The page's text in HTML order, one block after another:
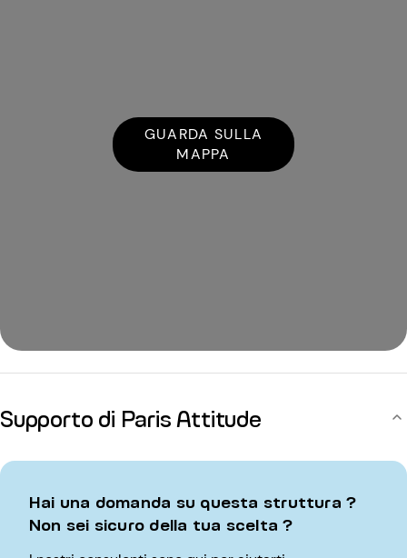
GUARDA SULLA
MAPPA
Supporto di Paris Attitude
Hai una domanda su questa struttura ?
Non sei sicuro della tua scelta ?